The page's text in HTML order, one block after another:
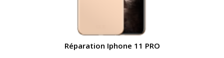
Réparation Iphone 11 PRO